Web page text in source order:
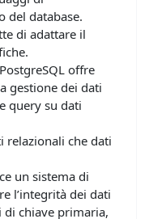
del database.
di adattare il
offre
gestione dei dati
query su dati
relazionali che dati
un sistema di
l’integrità dei dati
di chiave primaria,